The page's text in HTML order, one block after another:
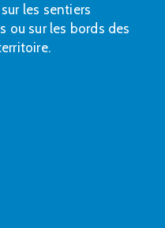
les sentiers
ou sur les bords des